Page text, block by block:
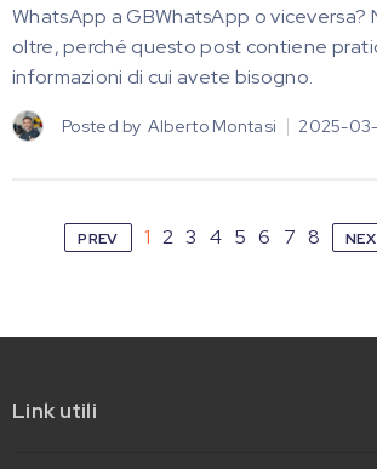
WhatsApp a GBWhatsApp o viceversa?
oltre, perché questo post contiene
informazioni di cui avete bisogno.
Posted by Alberto Montasi 2025-
PREV 1 2 3 4 5 6 7 8
Link utili